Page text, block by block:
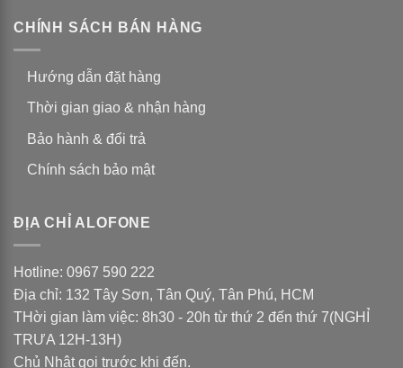
CHÍNH SÁCH BÁN HÀNG
Hướng dẫn đặt hàng
Thời gian giao & nhận hàng
Bảo hành & đổi trả
Chính sách bảo mật
ĐỊA CHỈ ALOFONE
Hotline: 0967 590 222
Địa chỉ: 132 Tây Sơn, Tân Quý, Tân Phú, HCM
THời gian làm việc: 8h30 - 20h từ thứ 2 đến thứ 7(NGHỈ
TRƯA 12H-13H)
Chủ Nhật gọi trước khi đến.